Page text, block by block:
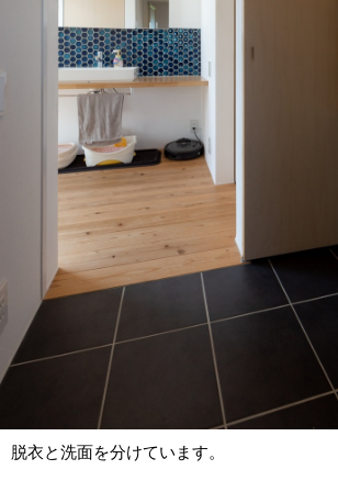
脱衣と洗面を分けています。